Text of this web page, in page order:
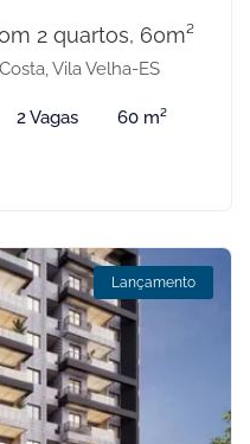
2 quartos, 60m²
Vila Velha-ES
2 Vagas 60 m²
Lançamento